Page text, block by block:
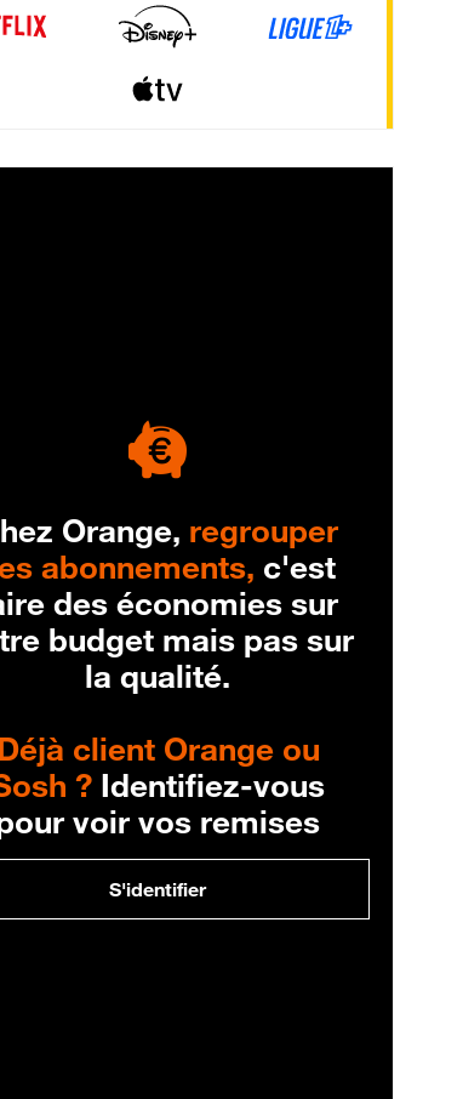
Orange, regrouper
abonnements, c'est
des économies sur
budget mais pas sur
la qualité.
client Orange ou
?Identifiez-vous
voir vos remises
S'identifier